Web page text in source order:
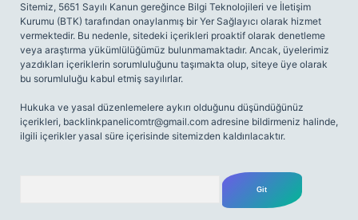
Sitemiz, 5651 Sayılı Kanun gereğince Bilgi Teknolojileri ve İletişim
Kurumu (BTK) tarafından onaylanmış bir Yer Sağlayıcı olarak hizmet
vermektedir. Bu nedenle, sitedeki içerikleri proaktif olarak denetleme
veya araştırma yükümlülüğümüz bulunmamaktadır. Ancak, üyelerimiz
yazdıkları içeriklerin sorumluluğunu taşımakta olup, siteye üye olarak
bu sorumluluğu kabul etmiş sayılırlar.
Hukuka ve yasal düzenlemelere aykırı olduğunu düşündüğünüz
içerikleri, backlinkpanelicomtr@gmail.com adresine bildirmeniz halinde,
ilgili içerikler yasal süre içerisinde sitemizden kaldırılacaktır.